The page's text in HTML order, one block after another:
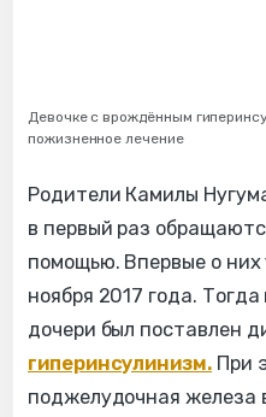
Девочке с врождённым
пожизненное лечение
Родители Камилы
в первый раз
помощью. Впервые о них
ноября 2017 года.
дочери был поставлен
гиперинсулинизм.При
поджелудочная железа